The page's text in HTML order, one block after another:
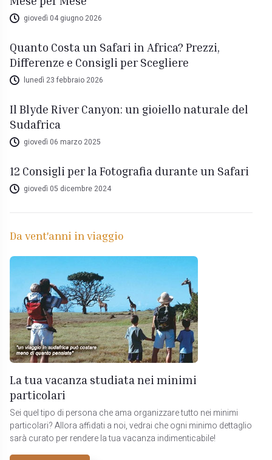
giovedì 04 giugno 2026
Quanto Costa un Safari in Africa? Prezzi,
Differenze e Consigli per Scegliere
lunedì 23 febbraio 2026
Il Blyde River Canyon: un gioiello naturale del
Sudafrica
giovedì 06 marzo 2025
12 Consigli per la Fotografia durante un Safari
giovedì 05 dicembre 2024
Da vent'anni in viaggio
La tua vacanza studiata nei minimi
particolari
Sei quel tipo di persona che ama organizzare tutto nei minimi
particolari? Allora affidati a noi, vedrai che ogni minimo dettaglio
sarà curato per rendere la tua vacanza indimenticabile!